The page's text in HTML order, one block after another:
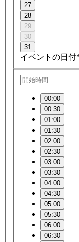
27
28
29
30
31
イベントの日付
00:00
00:30
01:00
01:30
02:00
02:30
03:00
03:30
04:00
04:30
05:00
05:30
06:00
06:30